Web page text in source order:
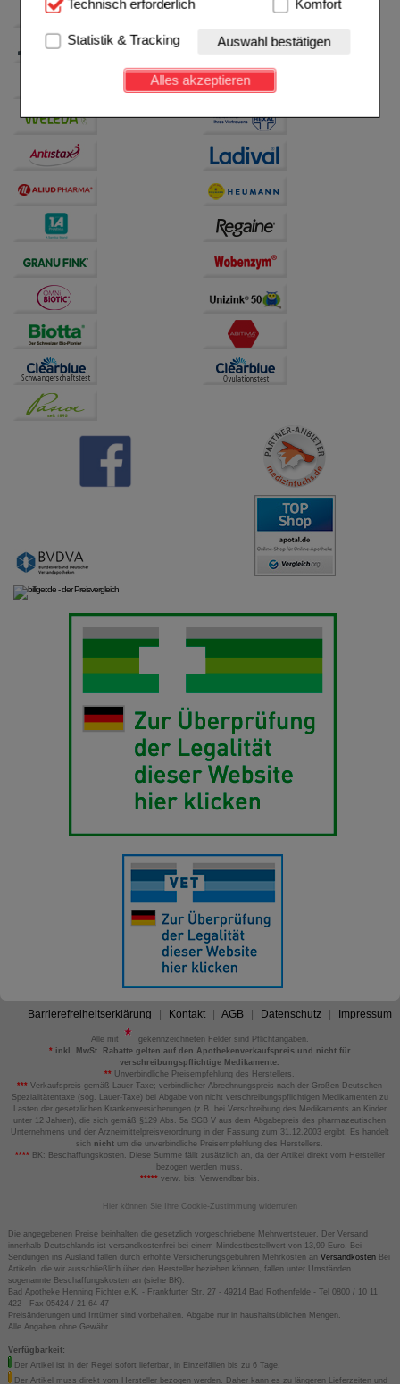
Technisch Notwendig:Hierbei handelt es sich um
Website notwendig sind (z.B. Navigation, Warenkorb,
Kundenkonto), weshalb auf diese nicht verzichtet
werden kann.
Einkaufserlebnis noch ansprechender zu gestalten,
beispielsweise für die Wiedererkennung des
Besuchers oder unsere Seite an bevorzugte
Verhaltensweisen (z.B. Spracheinstellung)
anzupassen. Komfort-Cookies ermöglichen es uns
auch auf Ihre Bedürfnisse zugeschrittene Inhalte
anzuzeigen und unser Partnerprogramm zu
betreiben.
Statistik & Tracking:
Hierüber lassen sich
unserer Website sammeln, mit deren Hilfe wir unsere
Website weiter für Sie optimieren können, den Inhalt
auf unserer Website aber auch die Werbung auf
Drittseiten möglichst relevant für Sie zu gestalten.
Bitte beachten Sie, dass Daten hierfür teilweise an
Dritte wie z.B. Google oder soziale Medien
übertragen werden.
Technisch erforderlich Komfort
Statistik & Tracking Auswahl bestätigen
Alles akzeptieren
Barrierefreiheitserklärung Kontakt AGB Datenschutz Impressum
Alle mit
gekennzeichneten Felder sind Pflichtangaben.
*inkl. MwSt. Rabatte gelten auf den Apothekenverkaufspreis und nicht für
verschreibungspflichtige Medikamente.
** Unverbindliche Preisempfehlung des Herstellers.
*** Verkaufspreis gemäß Lauer-Taxe; verbindlicher Abrechnungspreis nach der Großen Deutschen
Spezialitätentaxe (sog. Lauer-Taxe) bei Abgabe von nicht verschreibungspflichtigen Medikamenten zu
Lasten der gesetzlichen Krankenversicherungen (z.B. bei Verschreibung des Medikaments an Kinder
unter 12 Jahren), die sich gemäß §129 Abs. 5a SGB V aus dem Abgabepreis des pharmazeutischen
Unternehmens und der Arzneimittelpreisverordnung in der Fassung zum 31.12.2003 ergibt. Es handelt
sich nicht um die unverbindliche Preisempfehlung des Herstellers.
****BK: Beschaffungskosten. Diese Summe fällt zusätzlich an, da der Artikel direkt vom Hersteller
bezogen werden muss.
*****verw. bis: Verwendbar bis.
Hier können Sie Ihre Cookie-Zustimmung widerrufen
Die angegebenen Preise beinhalten die gesetzlich vorgeschriebene Mehrwertsteuer. Der Versand
innerhalb Deutschlands ist versandkostenfrei bei einem Mindestbestellwert von 13,99 Euro. Bei
Sendungen ins Ausland fallen durch erhöhte Versicherungsgebühren Mehrkosten an VersandkostenBei
Artikeln, die wir ausschließlich über den Hersteller beziehen können, fallen unter Umständen
sogenannte Beschaffungskosten an (siehe BK).
Bad Apotheke Henning Fichter e.K. - Frankfurter Str. 27 - 49214 Bad Rothenfelde - Tel 0800 / 10 11
422 - Fax 05424 / 21 64 47
Preisänderungen und Irrtümer sind vorbehalten. Abgabe nur in haushaltsüblichen Mengen.
Alle Angaben ohne Gewähr.
Verfügbarkeit:
Der Artikel ist in der Regel sofort lieferbar, in Einzelfällen bis zu 6 Tage.
Der Artikel muss direkt vom Hersteller bezogen werden. Daher kann es zu längeren Lieferzeiten und